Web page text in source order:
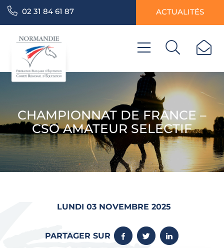
02 31 84 61 87 ACTUALITÉS
CHAMPIONNAT DE FRANCE –
CSO AMATEUR SELECTIF
LUNDI 03 NOVEMBRE 2025
PARTAGER SUR